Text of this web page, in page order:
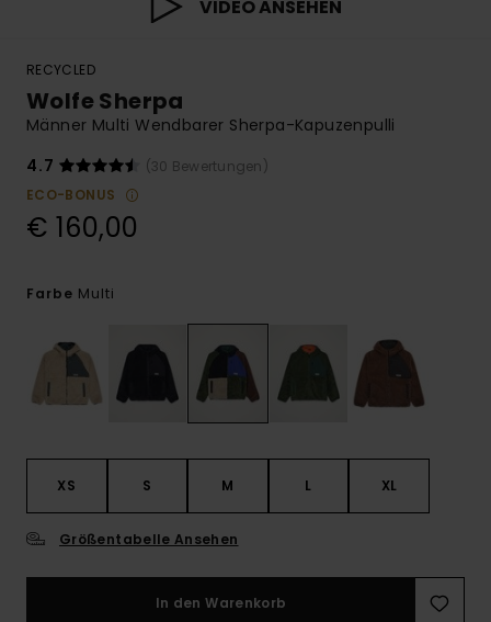
VIDEO ANSEHEN
RECYCLED
Wolfe Sherpa
Männer Multi Wendbarer Sherpa-Kapuzenpulli
4.7
(30 Bewertungen)
ECO-BONUS
€ 160,00
Farbe Multi
XS S M L XL
Größentabelle Ansehen
In den Warenkorb